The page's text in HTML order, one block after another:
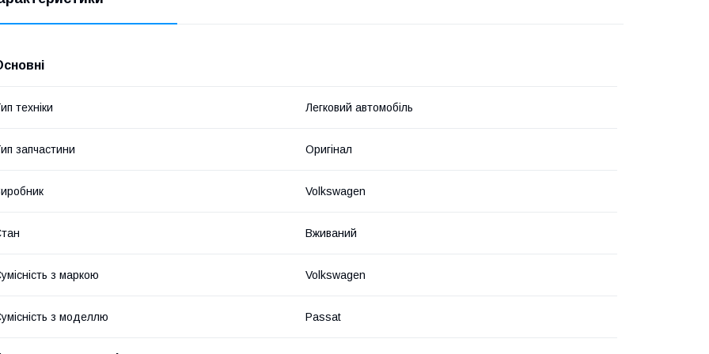
техніки Легковий автомобіль
запчастини Оригінал
Volkswagen
Вживаний
з маркою Volkswagen
з моделлю Passat